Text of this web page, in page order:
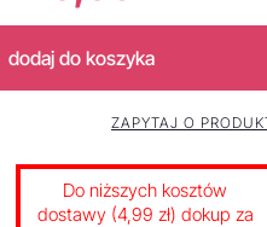
dodaj do koszyka
ZAPYTAJ O
Do niższych kosztów
dostawy (4,99 zł) dokup za